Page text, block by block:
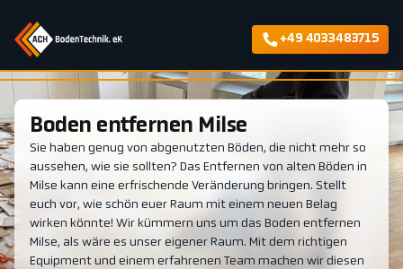
+49 4033483715
Boden entfernen Milse
Sie haben genug von abgenutzten Böden, die nicht mehr so
aussehen, wie sie sollten? Das Entfernen von alten Böden in
Milse kann eine erfrischende Veränderung bringen. Stellt
euch vor, wie schön euer Raum mit einem neuen Belag
wirken könnte! Wir kümmern uns um das Boden entfernen
Milse, als wäre es unser eigener Raum. Mit dem richtigen
Equipment und einem erfahrenen Team machen wir diesen